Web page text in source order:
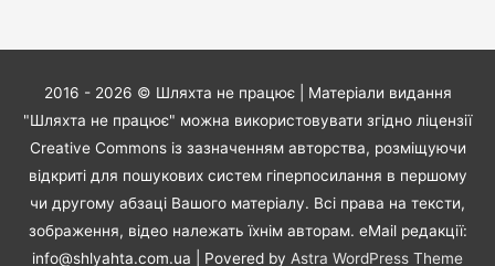
2016 - 2026 © Шляхта не працює| Матеріали видання
"Шляхта не працює" можна використовувати згідно ліцензії
Creative Commons із зазначенням авторства, розміщуючи
відкриті для пошукових систем гіперпосилання в першому
чи другому абзаці Вашого матеріалу. Всі права на тексти,
зображення, відео належать їхнім авторам. eMail редакції:
info@shlyahta.com.ua | Povered by Astra WordPress Theme